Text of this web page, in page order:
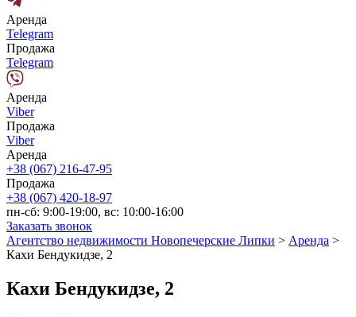
Аренда
Telegram
Продажа
Telegram
Аренда
Viber
Продажа
Viber
Аренда
+38 (067) 216-47-95
Продажа
+38 (067) 420-18-97
пн-сб: 9:00-19:00, вс: 10:00-16:00
Заказать звонок
Агентство недвижимости Новопечерские Липки > Аренда >
Кахи Бендукидзе, 2
Кахи Бендукидзе, 2